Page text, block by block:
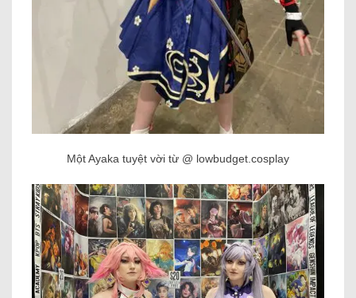
Một Ayaka tuyệt vời từ @ lowbudget.cosplay